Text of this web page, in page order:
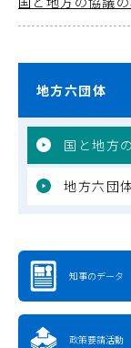
地方六団体
国と地方
地方六団
知事のデータ
政策要請活動